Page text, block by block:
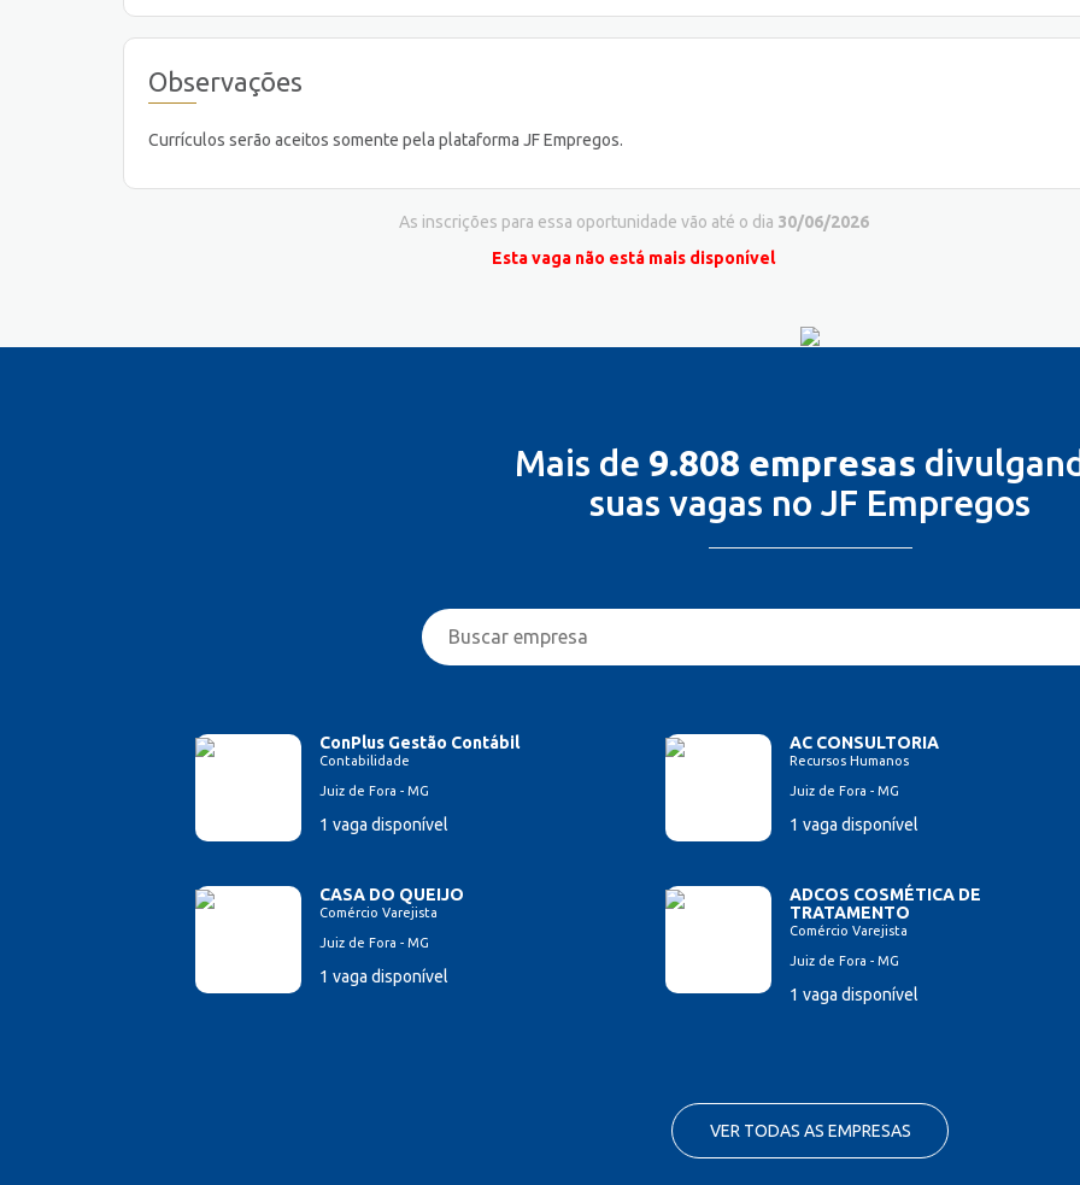
Observações
Currículos serão aceitos somente pela plataforma JF Empregos.
As inscrições para essa oportunidade vão até o dia 30/06/2026
Esta vaga não está mais disponível
Mais de 9.808 empresas
suas vagas no JF Empregos
ConPlus Gestão Contábil
Contabilidade
Juiz de Fora - MG
1 vaga disponível
AC CONSULTORIA
Recursos Humanos
Juiz de Fora - MG
1 vaga disponível
CASA DO QUEIJO
Comércio Varejista
Juiz de Fora - MG
1 vaga disponível
ADCOS COSMÉTICA DE
TRATAMENTO
Comércio Varejista
Juiz de Fora - MG
1 vaga disponível
VER TODAS AS EMPRESAS